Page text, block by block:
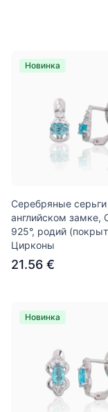
Новинка
Серебряные серьги
английском замке,
925°, родий
Цирконы
21.56 €
Новинка